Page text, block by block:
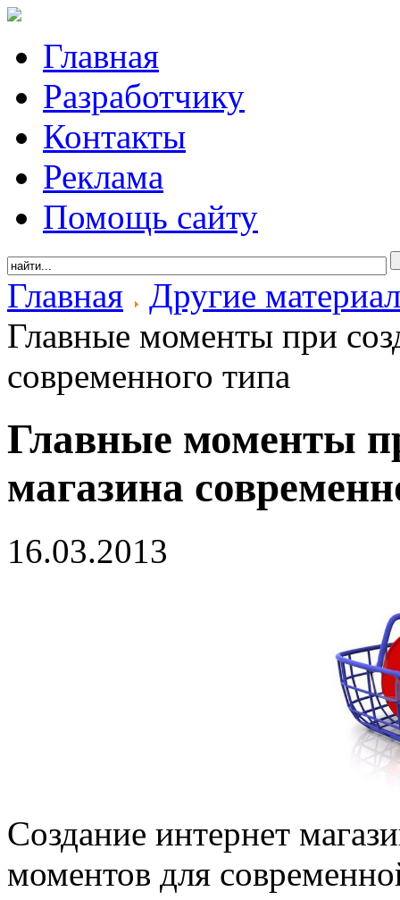
Главная
Разработчику
Контакты
Реклама
Помощь сайту
Главная
Другие
Главные моменты при
современного типа
Главные моменты
магазина
16.03.2013
Создание интернет
моментов для